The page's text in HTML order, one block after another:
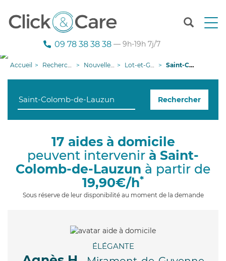
T
n
g
09 78 38 38 38 — 9h-19h 7j/7
Accueil Recherche aide à domicile Nouvelle-Aquitaine Lot-et-Garonne Saint-Colomb-de-Lauzun
Rechercher
17 aides à domicile
peuvent intervenir à Saint-
Colomb-de-Lauzun à partir de
19,90€/h*
Sous réserve de leur disponibilité au moment de la demande
ÉLÉGANTE